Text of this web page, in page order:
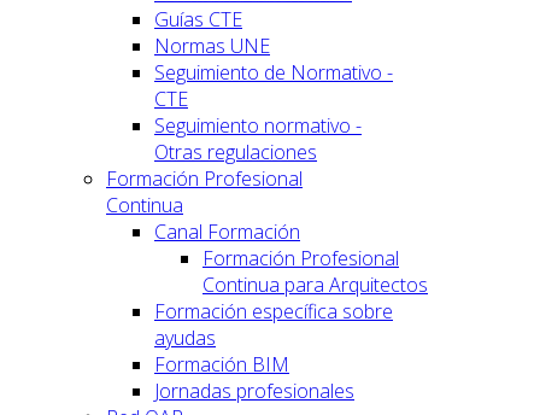
Guías CTE
Normas UNE
Seguimiento de Normativo -
CTE
Seguimiento normativo -
Otras regulaciones
Formación Profesional
Continua
Canal Formación
Formación Profesional
Continua para Arquitectos
Formación específica sobre
ayudas
Formación BIM
Jornadas profesionales